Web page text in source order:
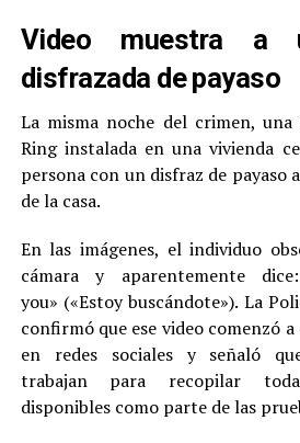
Video muestra a
disfrazada de payaso
La misma noche del crimen, una
Ring instalada en una vivienda
persona con un disfraz de payaso
de la casa.
En las imágenes, el individuo
cámara y aparentemente
you» («Estoy buscándote»). La
confirmó que ese video comenzó
en redes sociales y señaló
trabajan para recopilar
disponibles como parte de las